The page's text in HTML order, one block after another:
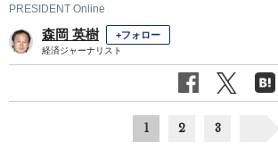
PRESIDENT Online
森岡 英樹 +フォロー
経済ジャーナリスト
1 2 3